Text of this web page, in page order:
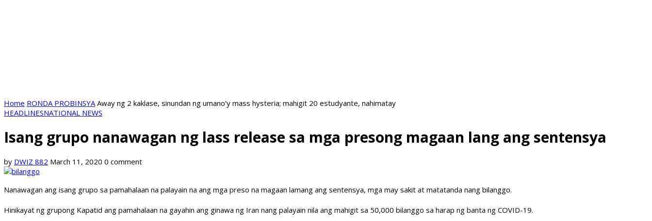
Home RONDA PROBINSYA Away ng 2 kaklase, sinundan ng umano’y mass hysteria; mahigit 20 estudyante, nahimatay
HEADLINESNATIONAL NEWS
Isang grupo nanawagan ng lass release sa mga presong magaan lang ang sentensya
by DWIZ 882 March 11, 2020 0 comment
Nanawagan ang isang grupo sa pamahalaan na palayain na ang mga preso na magaan lamang ang sentensya, mga may sakit at matatanda nang bilanggo.
Hinikayat ng grupong Kapatid ang pamahalaan na gayahin ang ginawa ng Iran nang palayain nila ang mahigit sa 50,000 bilanggo sa harap ng banta ng COVID-19.